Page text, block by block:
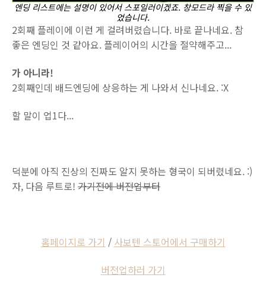
엔딩 리스트에는 설명이 있어서 스포일러이겠죠. 창모드라 찍을 수 있
었습니다.
2회째 플레이에 이런 게 걸려버렸습니다. 바로 끝나네요. 참
좋은 엔딩인 것 같아요. 플레이어의 시간을 절약해주고...
가 아니라!
2회째인데 배드엔딩에 상응하는 게 나와서 신나네요. :X
할 말이 업1다...
덕분에 아직 진상의 진짜도 알지 못하는 형국이 되버렸네요. :)
자, 다음 루트로! 가기전에 버전업부터
홈페이지로 가기 / 사보텐 스토어에서 구매하기
버전업하러 가기